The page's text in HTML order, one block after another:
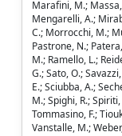
Marafini, M.;
Mengarelli, A.;
C.; Morrocchi, M.;
Pastrone, N.;
M.; Ramello, L.;
G.; Sato, O.;
E.; Sciubba, A.;
M.; Spighi, R.;
Tommasino, F.;
Vanstalle, M.;